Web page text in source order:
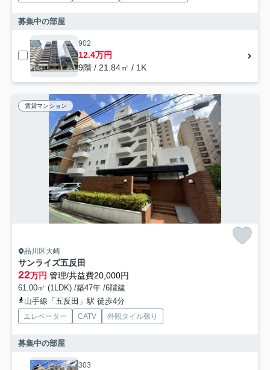
募集中の部屋
902
12.4万円
9階 / 21.84㎡ / 1K
賃貸マンション
品川区大崎
サンライズ五反田
22万円 管理/共益費20,000円
61.00㎡ (1LDK) /築47年 /6階建
山手線「五反田」駅 徒歩4分
エレベーター CATV 外観タイル張り
募集中の部屋
303